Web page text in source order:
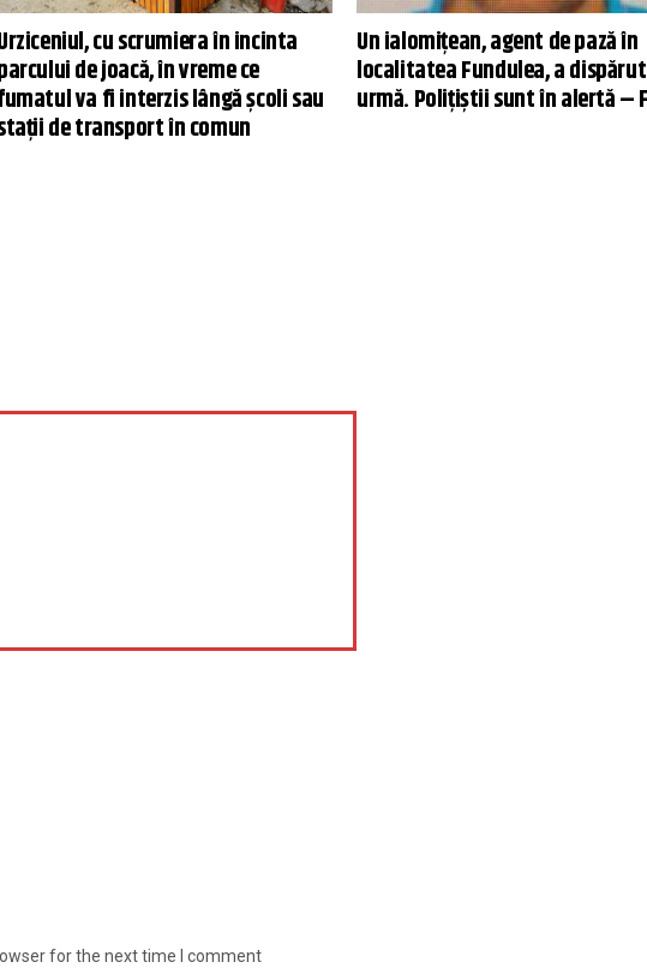
cu scrumiera în incinta
de joacă, în vreme ce
va fi interzis lângă școli sau
de transport în comun
Un ialomiţean, agent de pază în
localitatea Fundulea, a
urmă. Polițiștii sunt în alertă –
for the next time I comment